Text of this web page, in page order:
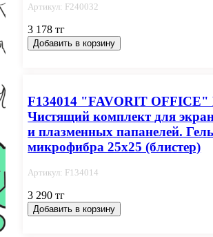
Артикул: F240032
3 178 тг
Добавить в корзину
F134014 "FAVORIT OFFICE"
Чистящий комплект для
и плазменных папанелей.
микрофибра 25x25 (блистер)
Артикул: F134014
3 290 тг
Добавить в корзину